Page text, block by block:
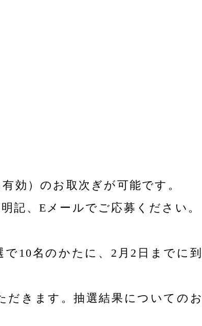
効）のお取次ぎが可能です。
記、Eメールでご応募ください。
10名のかたに、2月2日までに
きます。抽選結果についての